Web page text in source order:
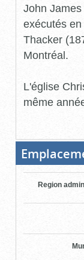
John
exécutés
Thacker
Montréal.
L'église
même
Region